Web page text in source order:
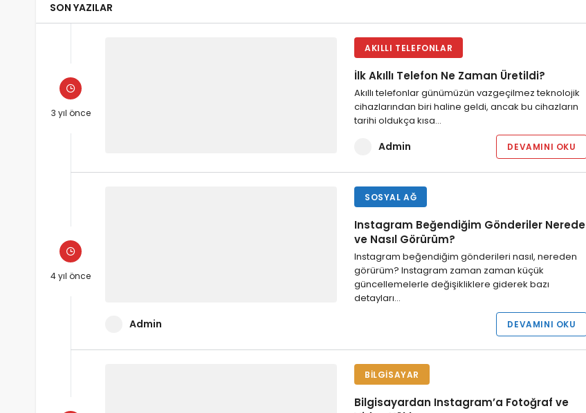
SON YAZILAR
3 yıl önce
AKILLI TELEFONLAR
İlk Akıllı Telefon Ne Zaman Üretildi?
Akıllı telefonlar günümüzün vazgeçilmez teknolojik
cihazlarından biri haline geldi, ancak bu cihazların
tarihi oldukça kısa…
Admin DEVAMINI OKU
4 yıl önce
SOSYAL AĞ
Instagram Beğendiğim Gönderiler Nerede
ve Nasıl Görürüm?
Instagram beğendiğim gönderileri nasıl, nereden
görürüm? Instagram zaman zaman küçük
güncellemelerle değişikliklere giderek bazı
detayları…
Admin DEVAMINI OKU
BILGISAYAR
Bilgisayardan Instagram’a Fotoğraf ve